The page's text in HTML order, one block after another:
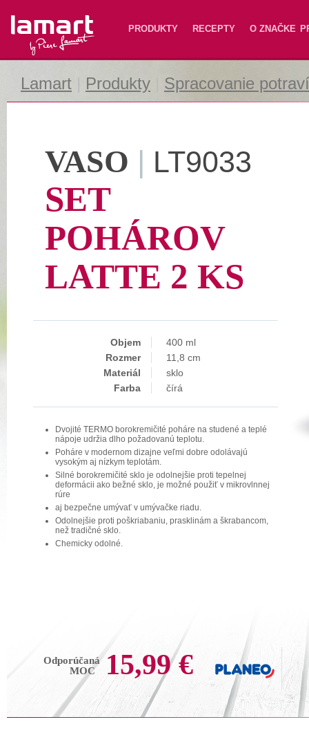
Lamart PRODUKTY RECEPTY O ZNAČKE
Lamart Produkty Spracovanie
VASO | LT9033
SET
POHÁROV
LATTE 2 KS
Objem
400 ml
Rozmer
11,8 cm
Materiál
sklo
Farba
čírá
Dvojité TERMO borokremičité poháre na studené a teplé
nápoje udržia dlho požadovanú teplotu.
Poháre v modernom dizajne veľmi dobre odolávajú
vysokým aj nízkym teplotám.
Silné borokremičité sklo je odolnejšie proti tepelnej
deformácii ako bežné sklo, je možné použiť v mikrovlnnej
rúre
aj bezpečne umývať v umývačke riadu.
Odolnejšie proti poškriabaniu, prasklinám a škrabancom,
než tradičné sklo.
Chemicky odolné.
Odporúčaná
MOC
15,99 €